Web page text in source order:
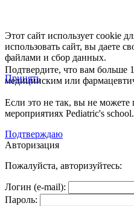
Этот сайт использует cookie
использовать сайт, вы даете
файлами и сбор данных.
Принять
Подтвердите, что вам больше
медицинским или
Если это не так, вы не можете
мероприятиях Pediatric's school.
Подтверждаю
Авторизация
Пожалуйста, авторизуйтесь:
Логин (e-mail):
Пароль: